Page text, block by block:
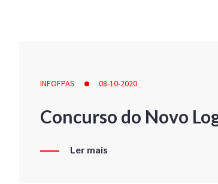
INFOFPAS 08-10-2020
Concurso do Novo
Ler mais